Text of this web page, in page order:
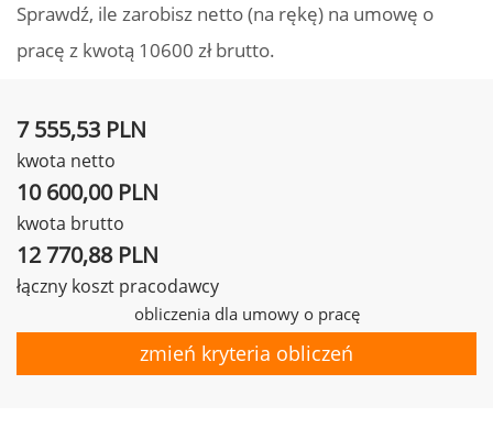
Sprawdź, ile zarobisz netto (na rękę) na umowę o
pracę z kwotą 10600 zł brutto.
7 555,53 PLN
kwota netto
10 600,00 PLN
kwota brutto
12 770,88 PLN
łączny koszt pracodawcy
obliczenia dla umowy o pracę
zmień kryteria obliczeń